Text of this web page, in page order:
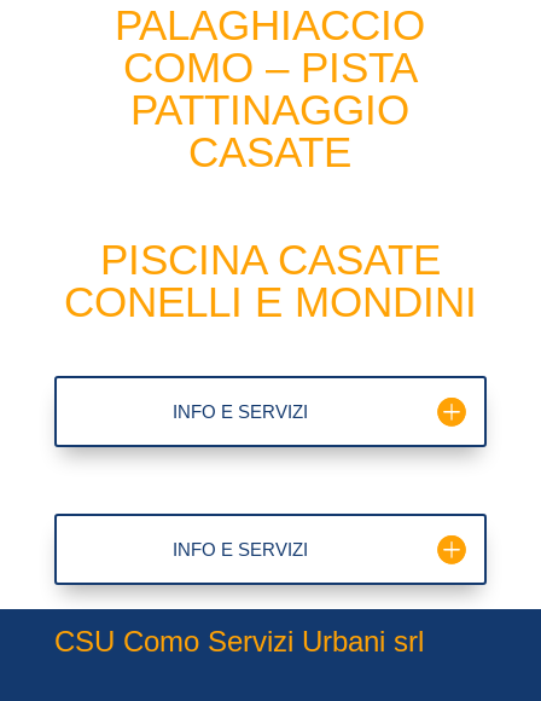
PALAGHIACCIO
COMO – PISTA
PATTINAGGIO
CASATE
PISCINA CASATE
CONELLI E MONDINI
INFO E SERVIZI
INFO E SERVIZI
CSU Como Servizi Urbani srl